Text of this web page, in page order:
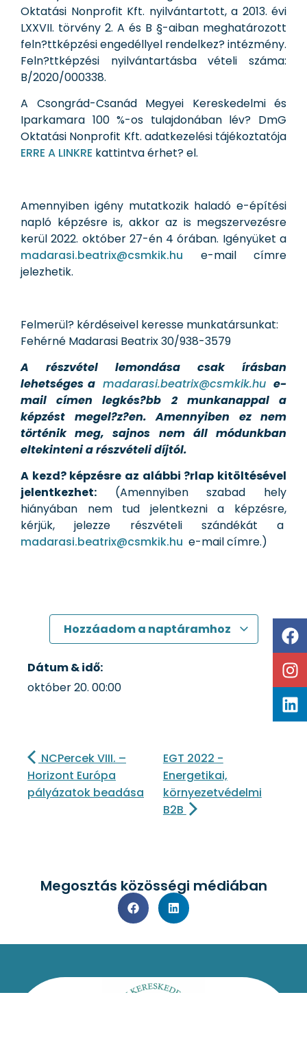
Oktatási Nonprofit Kft. nyilvántartott, a 2013. évi
LXXVII. törvény 2. A és B §-aiban meghatározott
feln?ttképzési engedéllyel rendelkez? intézmény.
Feln?ttképzési nyilvántartásba vételi száma:
B/2020/000338.
A Csongrád-Csanád Megyei Kereskedelmi és
Iparkamara 100 %-os tulajdonában lév? DmG
Oktatási Nonprofit Kft. adatkezelési tájékoztatója
ERRE A LINKRE kattintva érhet? el.
Amennyiben igény mutatkozik haladó e-építési
napló képzésre is, akkor az is megszervezésre
kerül 2022. október 27-én 4 órában. Igényüket a
madarasi.beatrix@csmkik.hu e-mail címre
jelezhetik.
Felmerül? kérdéseivel keresse munkatársunkat:
Fehérné Madarasi Beatrix 30/938-3579
A részvétel lemondása csak írásban
lehetséges a madarasi.beatrix@csmkik.hue-
mail címen legkés?bb 2 munkanappal a
képzést megel?z?en. Amennyiben ez nem
történik meg, sajnos nem áll módunkban
eltekinteni a részvételi díjtól.
A kezd? képzésre az alábbi ?rlap kitöltésével
jelentkezhet: (Amennyiben szabad hely
hiányában nem tud jelentkezni a képzésre,
kérjük, jelezze részvételi szándékát a
madarasi.beatrix@csmkik.hu e-mail címre.)
Hozzáadom a naptáramhoz
Dátum & idő:
október 20. 00:00
NCPercek VIII. –
Horizont Európa
pályázatok beadása
EGT 2022 -
Energetikai,
környezetvédelmi
B2B
Megosztás közösségi médiában